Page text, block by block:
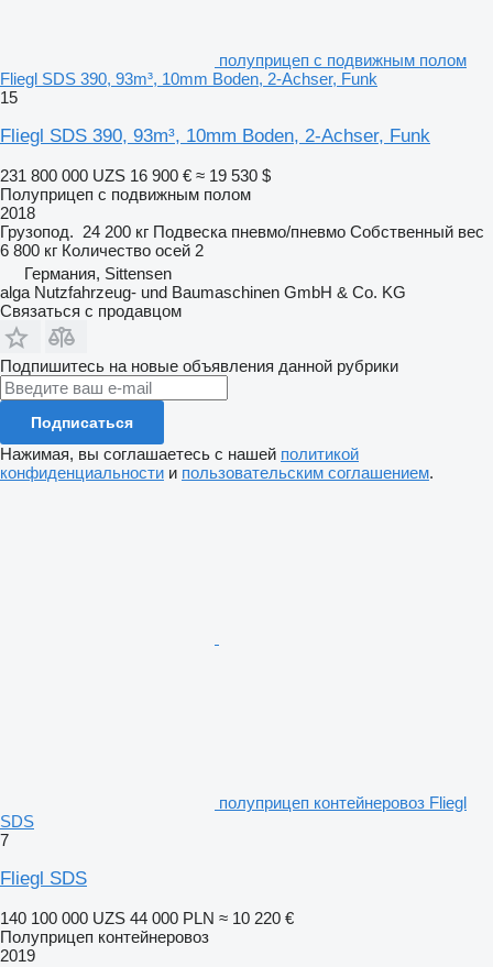
полуприцеп с подвижным полом
Fliegl SDS 390, 93m³, 10mm Boden, 2-Achser, Funk
15
Fliegl SDS 390, 93m³, 10mm Boden, 2-Achser, Funk
231 800 000 UZS 16 900 € ≈ 19 530 $
Полуприцеп с подвижным полом
2018
Грузопод. 24 200 кг Подвеска пневмо/пневмо Собственный вес
6 800 кг Количество осей 2
Германия, Sittensen
alga Nutzfahrzeug- und Baumaschinen GmbH & Co. KG
Связаться с продавцом
Подпишитесь на новые объявления данной рубрики
Подписаться
Нажимая, вы соглашаетесь с нашей политикой
конфиденциальности и пользовательским соглашением.
полуприцеп контейнеровоз Fliegl
SDS
7
Fliegl SDS
140 100 000 UZS 44 000 PLN ≈ 10 220 €
Полуприцеп контейнеровоз
2019